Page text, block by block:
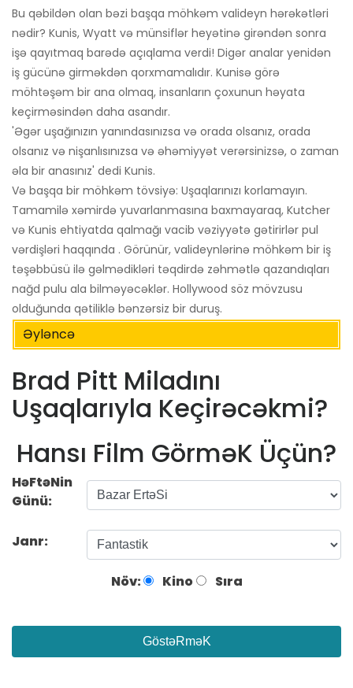
Bu qəbildən olan bəzi başqa möhkəm valideyn hərəkətləri
nədir? Kunis, Wyatt və münsiflər heyətinə girəndən sonra
işə qayıtmaq barədə açıqlama verdi! Digər analar yenidən
iş gücünə girməkdən qorxmamalıdır. Kunisə görə
möhtəşəm bir ana olmaq, insanların çoxunun həyata
keçirməsindən daha asandır.
'Əgər uşağınızın yanındasınızsa və orada olsanız, orada
olsanız və nişanlısınızsa və əhəmiyyət verərsinizsə, o zaman
əla bir anasınız' dedi Kunis.
Və başqa bir möhkəm tövsiyə: Uşaqlarınızı korlamayın.
Tamamilə xəmirdə yuvarlanmasına baxmayaraq, Kutcher
və Kunis ehtiyatda qalmağı vacib vəziyyətə gətirirlər pul
vərdişləri haqqında . Görünür, valideynlərinə möhkəm bir iş
təşəbbüsü ilə gəlmədikləri təqdirdə zəhmətlə qazandıqları
nağd pulu ala bilməyəcəklər. Hollywood söz mövzusu
olduğunda qətiliklə bənzərsiz bir duruş.
Əyləncə
Brad Pitt Miladını
Uşaqlarıyla Keçirəcəkmi?
Hansı Film GörməK Üçün?
HəFtəNin
Günü:
Janr:
Növ: Kino Sıra
GöstəRməK